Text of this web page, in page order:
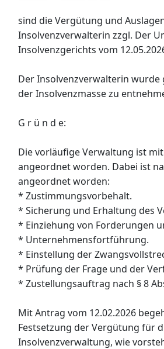
sind die Vergütung und
Insolvenzverwalterin zzgl. Der
Insolvenzgerichts vom
Der Insolvenzverwalterin
der Insolvenzmasse zu
G r ü n d e:
Die vorläufige Verwaltung ist
angeordnet worden. Dabei ist
angeordnet worden:
* Zustimmungsvorbehalt.
* Sicherung und Erhaltung des
* Einziehung von Forderungen
* Unternehmensfortführung.
* Einstellung der
* Prüfung der Frage und der
* Zustellungsauftrag nach § 8
Mit Antrag vom 12.02.2026
Festsetzung der Vergütung für
Insolvenzverwaltung, wie